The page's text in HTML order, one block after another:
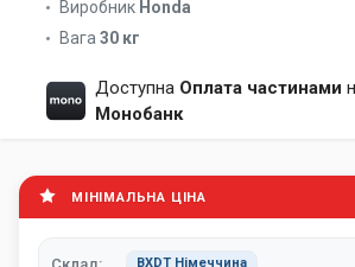
Виробник Honda
Вага 30 кг
Доступна Оплата частинами
Монобанк
МІНІМАЛЬНА ЦІНА
Склад: BXDT Німеччина